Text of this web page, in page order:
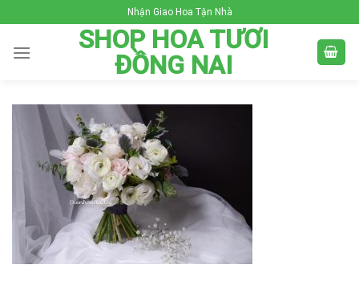
to
content
Nhận Giao Hoa Tận Nhà
SHOP HOA TƯƠI
ĐỒNG NAI